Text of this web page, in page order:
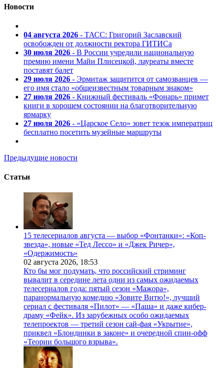
Новости
04 августа 2026 - ТАСС: Григорий Заславский
освобожден от должности ректора ГИТИСа
30 июля 2026 - В России учредили национальную
премию имени Майи Плисецкой, лауреаты вместе
поставят балет
29 июля 2026 - Эрмитаж защитится от самозванцев —
его имя стало «общеизвестным товарным знаком»
27 июля 2026 - Книжный фестиваль «Фонарь» примет
книги в хорошем состоянии на благотворительную
ярмарку
27 июля 2026 - «Царское Село» зовет тезок императриц
бесплатно посетить музейные маршруты
Предыдущие новости
Статьи
15 телесериалов августа — выбор «Фонтанки»: «Коп-
звезда», новые «Тед Лессо» и «Джек Ричер»,
«Одержимость»
02 августа 2026, 18:53
Кто бы мог подумать, что российский стриминг
вывалит в середине лета одни из самых ожидаемых
телесериалов года: пятый сезон «Мажора»,
паранормальную комедию «Зовите Витю!», лучший
сериал с фестиваля «Пилот» — «Паша» и даже кибер-
драму «Фейк». Из зарубежных особо ожидаемых
телепроектов — третий сезон сай-фая «Укрытие»,
приквел «Блондинки в законе» и очередной спин-офф
«Теории большого взрыва».